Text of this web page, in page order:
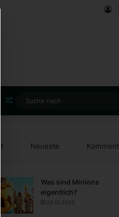
Zufälliger Artikel
Neueste
Was sind Minions
eigentlich?
20.10.2020
Button wird der Dialog